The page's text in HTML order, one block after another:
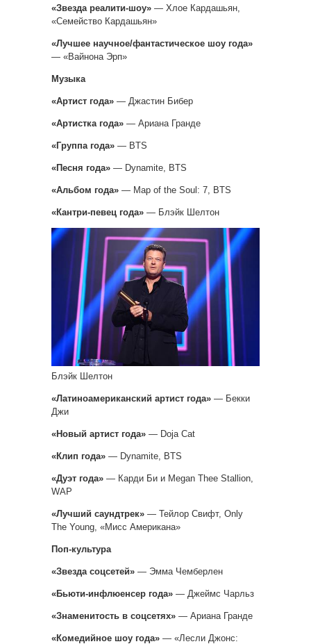
«Звезда реалити-шоу» — Хлое Кардашьян,
«Семейство Кардашьян»
«Лучшее научное/фантастическое шоу года»
— «Вайнона Эрп»
Музыка
«Артист года» — Джастин Бибер
«Артистка года» — Ариана Гранде
«Группа года» — BTS
«Песня года» — Dynamite, BTS
«Альбом года» — Map of the Soul: 7, BTS
«Кантри-певец года» — Блэйк Шелтон
Блэйк Шелтон
«Латиноамериканский артист года» — Бекки
Джи
«Новый артист года» — Doja Cat
«Клип года» — Dynamite, BTS
«Дуэт года» — Карди Би и Megan Thee Stallion,
WAP
«Лучший саундтрек» — Тейлор Свифт, Only
The Young, «Мисс Американа»
Поп-культура
«Звезда соцсетей» — Эмма Чемберлен
«Бьюти-инфлюенсер года» — Джеймс Чарльз
«Знаменитость в соцсетях» — Ариана Гранде
«Комедийное шоу года» — «Лесли Джонс: